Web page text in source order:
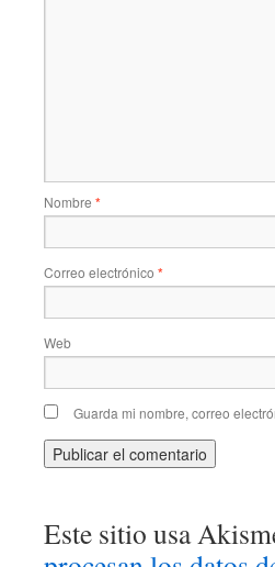
Nombre *
Correo electrónico *
Web
Guarda mi nombre, correo
Este sitio usa